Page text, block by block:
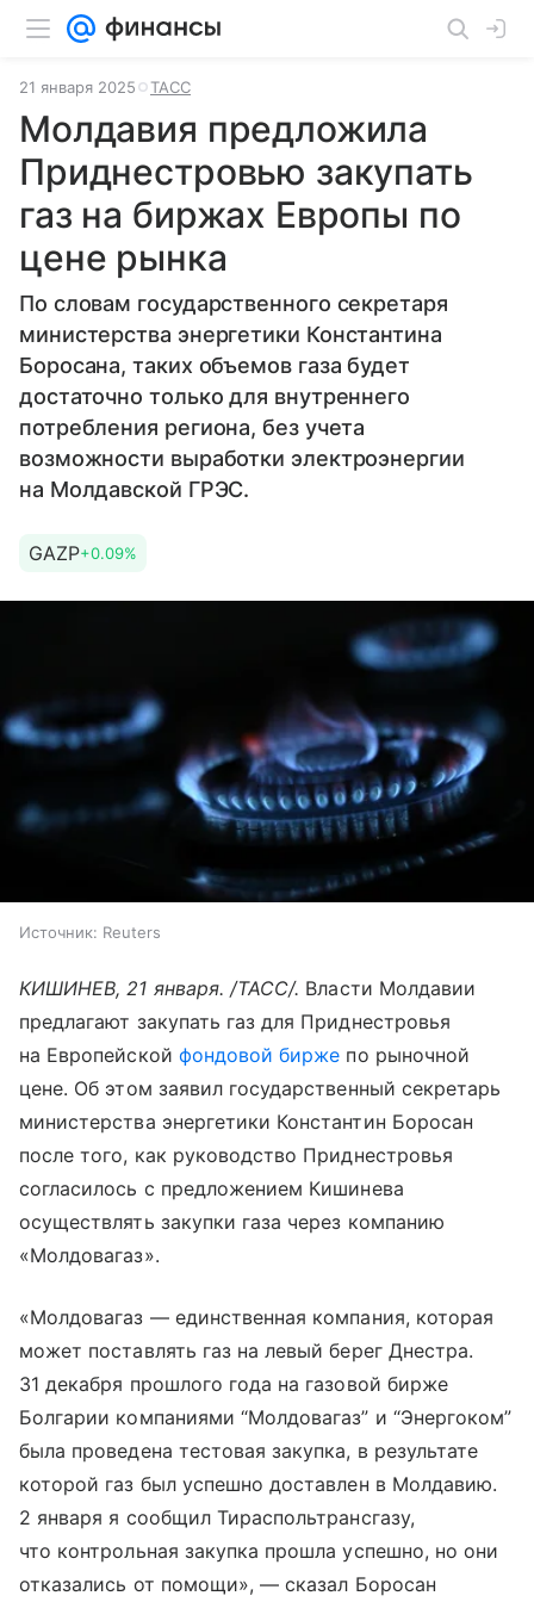
21 января 2025 ТАСС
Молдавия предложила
Приднестровью закупать
газ на биржах Европы по
цене рынка
По словам государственного секретаря
министерства энергетики Константина
Боросана, таких объемов газа будет
достаточно только для внутреннего
потребления региона, без учета
возможности выработки электроэнергии
на Молдавской ГРЭС.
GAZP+0.09%
Источник: Reuters
КИШИНЕВ, 21 января. /ТАСС/. Власти Молдавии
предлагают закупать газ для Приднестровья
на Европейской фондовой бирже по рыночной
цене. Об этом заявил государственный секретарь
министерства энергетики Константин Боросан
после того, как руководство Приднестровья
согласилось с предложением Кишинева
осуществлять закупки газа через компанию
«Молдовагаз».
«Молдовагаз — единственная компания, которая
может поставлять газ на левый берег Днестра.
31 декабря прошлого года на газовой бирже
Болгарии компаниями “Молдовагаз” и “Энергоком”
была проведена тестовая закупка, в результате
которой газ был успешно доставлен в Молдавию.
2 января я сообщил Тираспольтрансгазу,
что контрольная закупка прошла успешно, но они
отказались от помощи», — сказал Боросан